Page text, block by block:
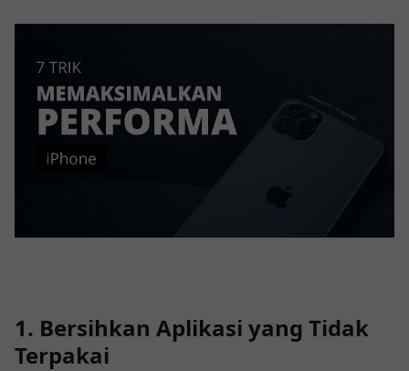
1. Bersihkan Aplikasi yang Tidak
Terpakai